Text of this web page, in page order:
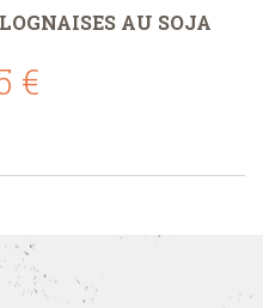
AU SOJA
€